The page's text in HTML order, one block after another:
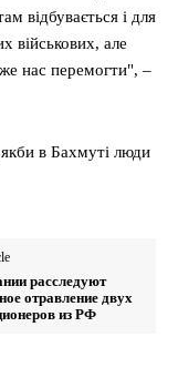
відбувається і для
військових, але
нас перемогти", –
в Бахмуті люди
расследуют
отравление двух
из РФ